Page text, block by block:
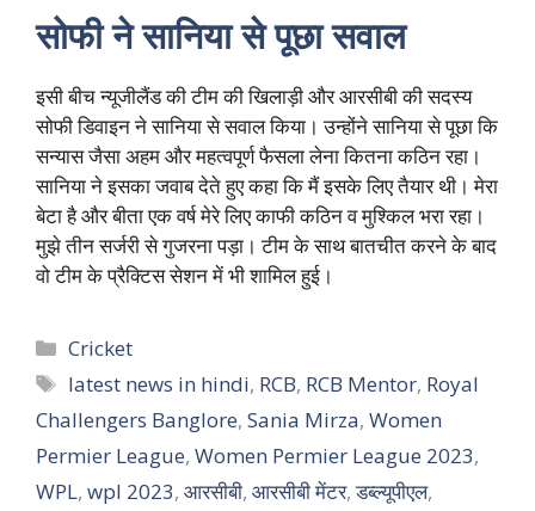
सोफी ने सानिया से पूछा सवाल
इसी बीच न्यूजीलैंड की टीम की खिलाड़ी और आरसीबी की सदस्य
सोफी डिवाइन ने सानिया से सवाल किया। उन्होंने सानिया से पूछा कि
सन्यास जैसा अहम और महत्वपूर्ण फैसला लेना कितना कठिन रहा।
सानिया ने इसका जवाब देते हुए कहा कि मैं इसके लिए तैयार थी। मेरा
बेटा है और बीता एक वर्ष मेरे लिए काफी कठिन व मुश्किल भरा रहा।
मुझे तीन सर्जरी से गुजरना पड़ा। टीम के साथ बातचीत करने के बाद
वो टीम के प्रैक्टिस सेशन में भी शामिल हुई।
Categories
Cricket
Tags
latest news in hindi, RCB, RCB Mentor, Royal
Challengers Banglore, Sania Mirza, Women
Permier League, Women Permier League 2023,
WPL, wpl 2023, आरसीबी, आरसीबी मेंटर,डब्ल्यूपीएल,